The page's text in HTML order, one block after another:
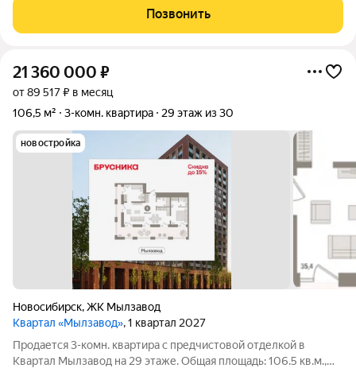
кирпичной кладки в центре Ленинского района с ремонтом!
Этот клубный дом создан для самых
Позвонить
21 360 000 ₽
от 89 517 ₽ в месяц
106,5 м²
3-комн. квартира 29 этаж из 30
новостройка
Новосибирск,ЖК Мылзавод
Квартал «Мылзавод», 1 квартал 2027
Продается 3-комн. квартира с предчистовой отделкой в
Квартал Мылзавод на 29 этаже. Общая площадь: 106.5 кв.м.,